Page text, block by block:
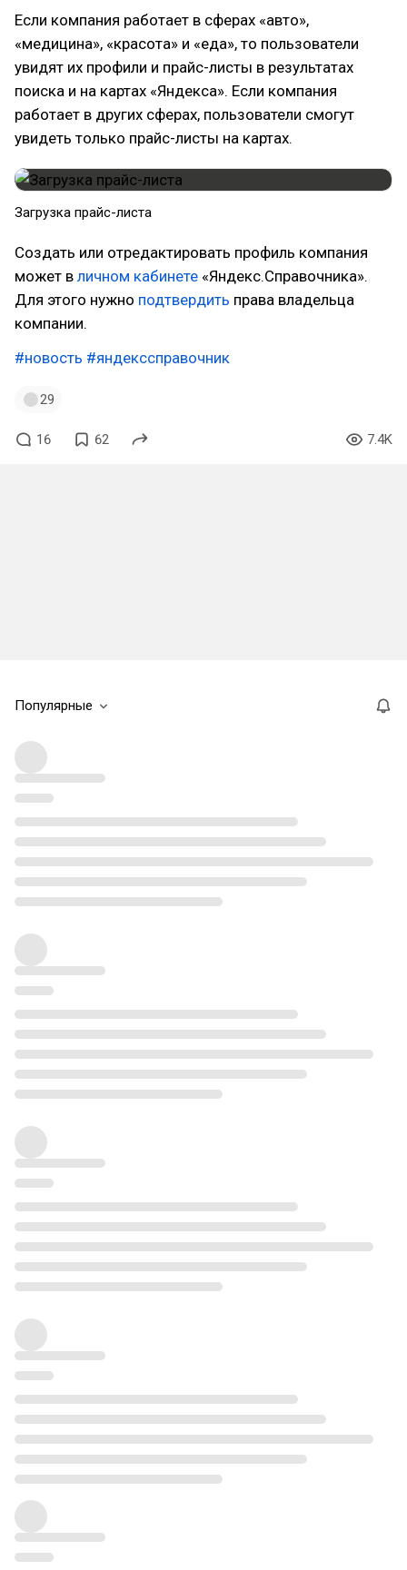
Если компания работает в сферах «авто»,
«медицина», «красота» и «еда», то пользователи
увидят их профили и прайс-листы в результатах
поиска и на картах «Яндекса». Если компания
работает в других сферах, пользователи смогут
увидеть только прайс-листы на картах.
Загрузка прайс-листа
Создать или отредактировать профиль компания
может в личном кабинете «Яндекс.Справочника».
Для этого нужно подтвердить права владельца
компании.
#новость #яндекссправочник
29
16 62 7.4K
Популярные